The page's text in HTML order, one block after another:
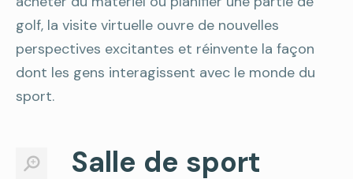
golf, la visite virtuelle ouvre de nouvelles
perspectives excitantes et réinvente la façon
dont les gens interagissent avec le monde du
sport.
Salle de sport